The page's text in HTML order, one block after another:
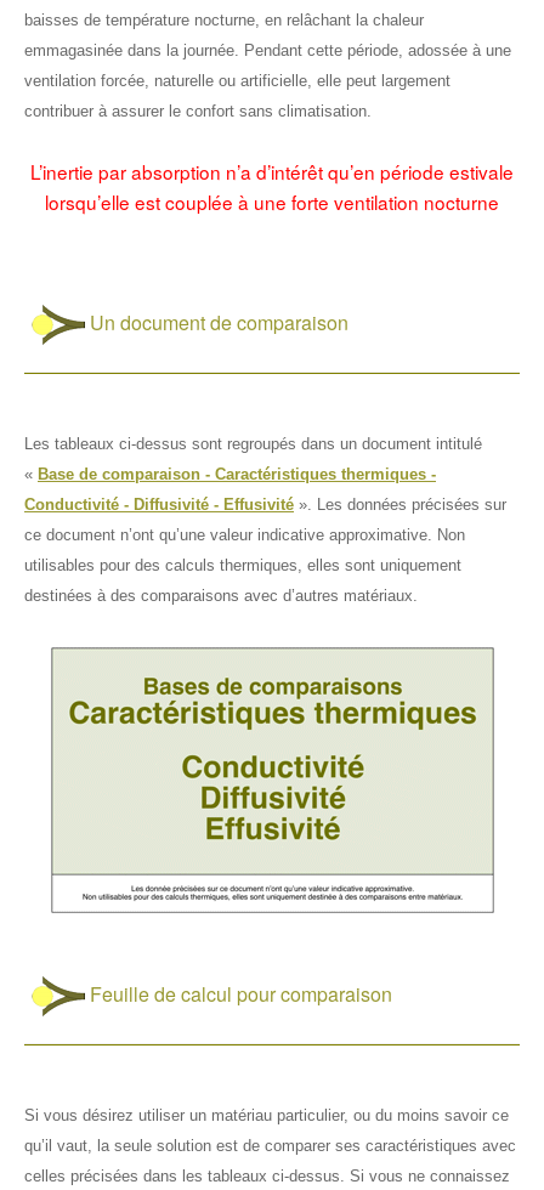
baisses de température nocturne, en relâchant la chaleur
emmagasinée dans la journée. Pendant cette période, adossée à une
ventilation forcée, naturelle ou artificielle, elle peut largement
contribuer à assurer le confort sans climatisation.
L’inertie par absorption n’a d’intérêt qu’en période estivale
lorsqu’elle est couplée à une forte ventilation nocturne
Un document de comparaison
Les tableaux ci-dessus sont regroupés dans un document intitulé
« Base de comparaison - Caractéristiques thermiques -
Conductivité - Diffusivité - Effusivité ». Les données précisées sur
ce document n’ont qu’une valeur indicative approximative. Non
utilisables pour des calculs thermiques, elles sont uniquement
destinées à des comparaisons avec d’autres matériaux.
Feuille de calcul pour comparaison
Si vous désirez utiliser un matériau particulier, ou du moins savoir ce
qu’il vaut, la seule solution est de comparer ses caractéristiques avec
celles précisées dans les tableaux ci-dessus. Si vous ne connaissez